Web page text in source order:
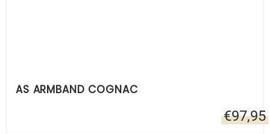
AS ARMBAND COGNAC
€97,95